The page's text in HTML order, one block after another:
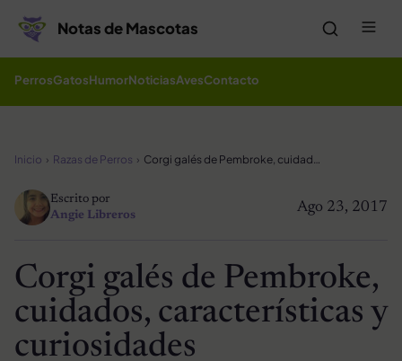
Notas de Mascotas
PerrosGatosHumorNoticiasAvesContacto
Inicio Razas de Perros Corgi galés de Pembroke, cuidados, características y curiosidades
Ago 23, 2017
Escrito por
Angie Libreros
Corgi galés de Pembroke,
cuidados, características y
curiosidades